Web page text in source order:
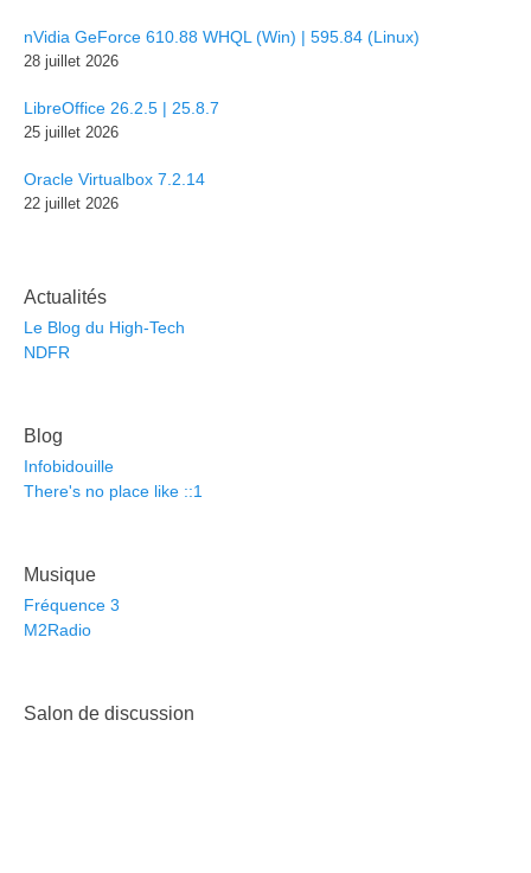
nVidia GeForce 610.88 WHQL (Win) | 595.84 (Linux)
28 juillet 2026
LibreOffice 26.2.5 | 25.8.7
25 juillet 2026
Oracle Virtualbox 7.2.14
22 juillet 2026
Actualités
Le Blog du High-Tech
NDFR
Blog
Infobidouille
There's no place like ::1
Musique
Fréquence 3
M2Radio
Salon de discussion